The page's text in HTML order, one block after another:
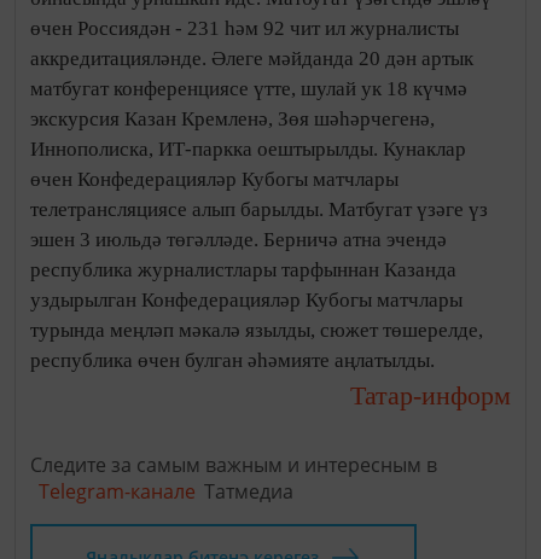
өчен Россиядән - 231 һәм 92 чит ил журналисты
аккредитацияләнде. Әлеге мәйданда 20 дән артык
матбугат конференциясе үтте, шулай ук 18 күчмә
экскурсия Казан Кремленә, Зөя шәһәрчегенә,
Иннополиска, ИТ-паркка оештырылды. Кунаклар
өчен Конфедерацияләр Кубогы матчлары
телетрансляциясе алып барылды. Матбугат үзәге үз
эшен 3 июльдә төгәлләде. Берничә атна эчендә
республика журналистлары тарфыннан Казанда
уздырылган Конфедерацияләр Кубогы матчлары
турында меңләп мәкалә язылды, сюжет төшерелде,
республика өчен булган әһәмияте аңлатылды.
Татар-информ
Следите за самым важным и интересным в
Telegram-канале Татмедиа